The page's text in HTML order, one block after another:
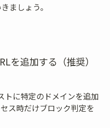
ましょう。
を追加する（推奨）
に特定のドメインを追加
ス時だけブロック判定を